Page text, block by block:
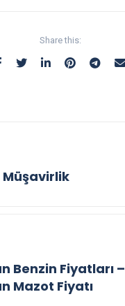
Share this:
Müşavirlik
Benzin Fiyatları –
Mazot Fiyatı